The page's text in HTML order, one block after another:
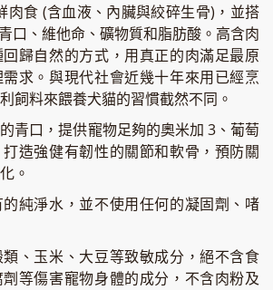
肉食 (含血液、內臟與絞碎生骨)，並搭
口、維他命、礦物質和脂肪酸。高含肉
歸自然的方式，用真正的肉滿足最原
求。與現代社會近幾十年來用已經烹
飼料來餵養犬貓的習慣截然不同。
青口，提供寵物足夠的奧米加 3、葡萄
造強健有韌性的關節和軟骨，預防關
。
純淨水，並不使用任何的凝固劑、啫
、玉米、大豆等致敏成分，絕不含食
等傷害寵物身體的成分，不含肉粉及